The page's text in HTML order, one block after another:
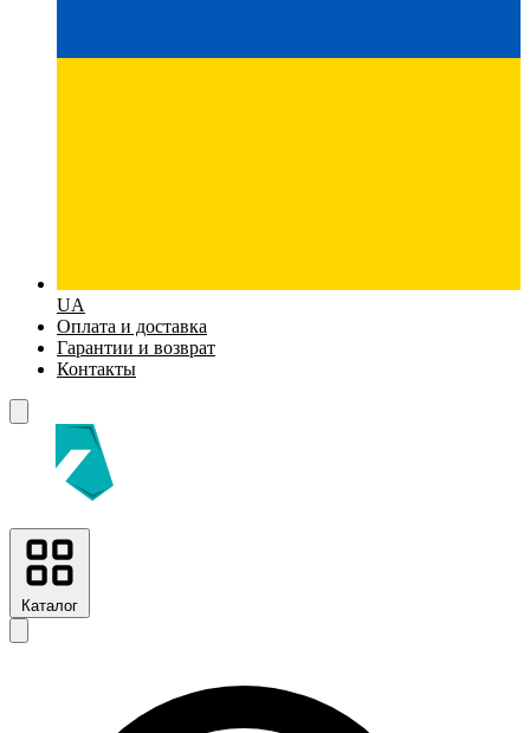
UA
Оплата и доставка
Гарантии и возврат
Контакты
Каталог